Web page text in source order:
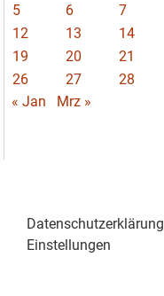
5
6 7
12
13 14
19
20 21
26
27 28
« Jan
Mrz »
Datenschutzerklärung
Einstellungen